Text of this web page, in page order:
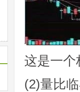
这是一个
(2)量比